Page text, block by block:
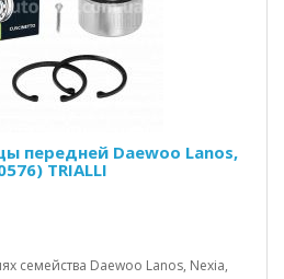
передней Daewoo Lanos,
TRIALLI
семейства Daewoo Lanos, Nexia,